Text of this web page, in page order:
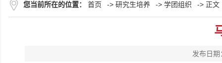
您当前所在的位置： 首页 -> 研究生培养 -> 学团组织 -> 正文
发布日